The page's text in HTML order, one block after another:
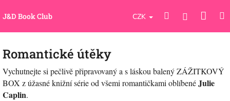
naJ&D Book Club CZK HledatPřihlášení
Romantické útěky
Vychutnejte si pečlivě připravovaný a s láskou balený ZÁŽITKOVÝ
BOX z úžasné knižní série od všemi romantičkami oblíbenéJulie
Caplin.